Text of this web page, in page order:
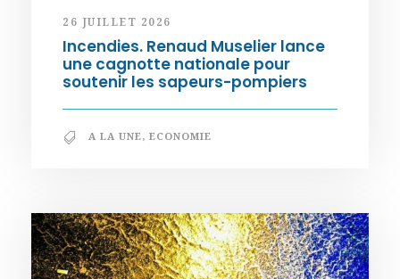
26 JUILLET 2026
Incendies. Renaud Muselier lance
une cagnotte nationale pour
soutenir les sapeurs-pompiers
A LA UNE, ECONOMIE